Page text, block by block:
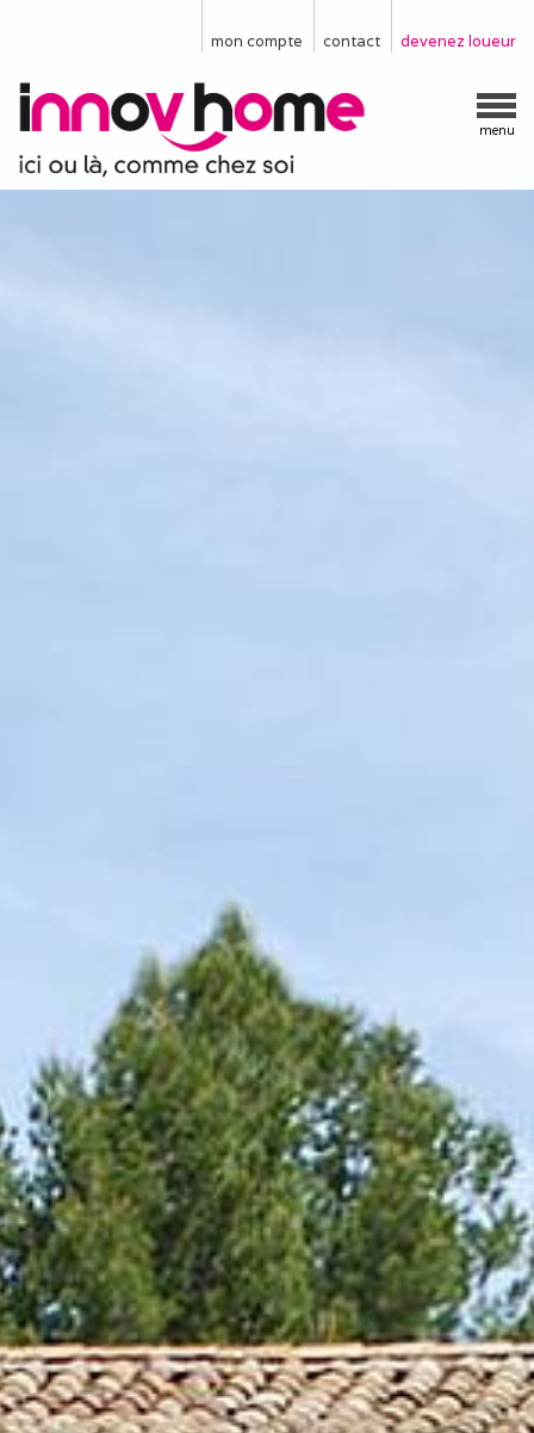
devenez loueur
contact
mon compte
menu